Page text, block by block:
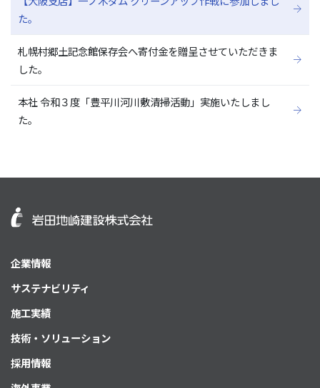
た。
札幌村郷土記念館保存会へ寄付金を贈呈させていただきま
した。
本社 令和３度「豊平川河川敷清掃活動」実施いたしまし
た。
企業情報
サステナビリティ
施工実績
技術・ソリューション
採用情報